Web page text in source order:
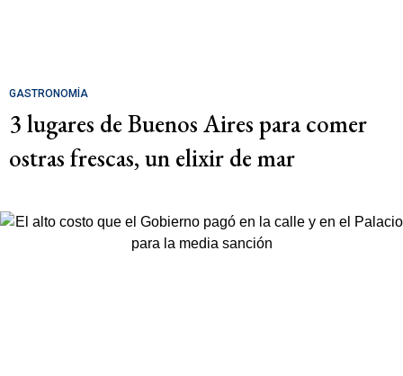
GASTRONOMÍA
3 lugares de Buenos Aires para comer
ostras frescas, un elixir de mar